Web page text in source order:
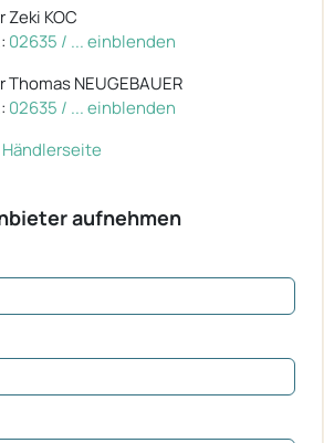
Zeki KOC
02635 / ... einblenden
Thomas NEUGEBAUER
02635 / ... einblenden
Händlerseite
aufnehmen